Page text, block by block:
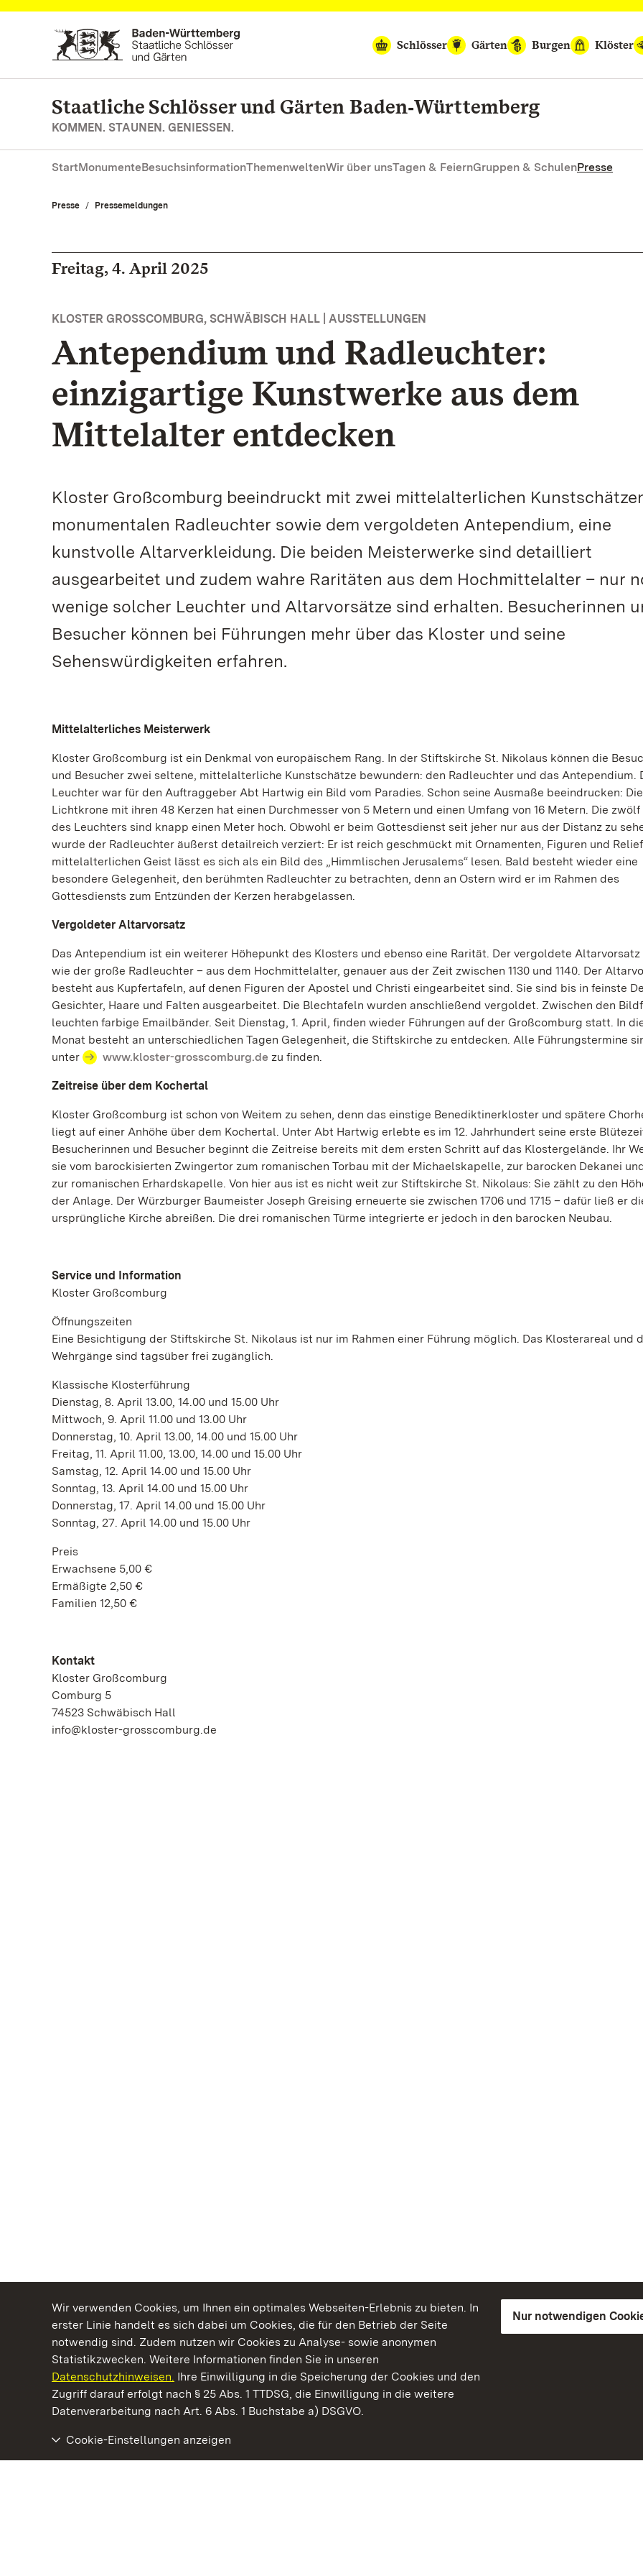
Wir verwenden Cookies, um Ihnen ein optimales Webseiten-Erlebnis zu bieten. In
erster Linie handelt es sich dabei um Cookies, die für den Betrieb der Seite
notwendig sind. Zudem nutzen wir Cookies zu Analyse- sowie anonymen
Statistikzwecken. Weitere Informationen finden Sie in unseren
Datenschutzhinweisen. Ihre Einwilligung in die Speicherung der Cookies und den
Zugriff darauf erfolgt nach § 25 Abs. 1 TTDSG, die Einwilligung in die weitere
Datenverarbeitung nach Art. 6 Abs. 1 Buchstabe a) DSGVO.
Nur notwendigen
Cookie-Einstellungen anzeigen
Zum Hauptinhalt springen
Schlösser
Gärten Burgen Klöster
Staatliche Schlösser und Gärten Baden‑Württemberg
KOMMEN. STAUNEN. GENIESSEN.
StartMonumenteBesuchsinformationThemenweltenWir über unsTagen & FeiernGruppen & SchulenPresse
Presse Pressemeldungen
Freitag, 4. April 2025
KLOSTER GROSSCOMBURG, SCHWÄBISCH HALL | AUSSTELLUNGEN
Antependium und Radleuchter:
einzigartige Kunstwerke aus dem
Mittelalter entdecken
Kloster Großcomburg beeindruckt mit zwei mittelalterlichen
monumentalen Radleuchter sowie dem vergoldeten Antependium, eine
kunstvolle Altarverkleidung. Die beiden Meisterwerke sind detailliert
ausgearbeitet und zudem wahre Raritäten aus dem Hochmittelalter – nur
wenige solcher Leuchter und Altarvorsätze sind erhalten. Besucherinnen
Besucher können bei Führungen mehr über das Kloster und seine
Sehenswürdigkeiten erfahren.
Mittelalterliches Meisterwerk
Kloster Großcomburg ist ein Denkmal von europäischem Rang. In der Stiftskirche St. Nikolaus können die
und Besucher zwei seltene, mittelalterliche Kunstschätze bewundern: den Radleuchter und das Antependium.
Leuchter war für den Auftraggeber Abt Hartwig ein Bild vom Paradies. Schon seine Ausmaße beeindrucken: Die
Lichtkrone mit ihren 48 Kerzen hat einen Durchmesser von 5 Metern und einen Umfang von 16 Metern. Die zwölf
des Leuchters sind knapp einen Meter hoch. Obwohl er beim Gottesdienst seit jeher nur aus der Distanz zu
wurde der Radleuchter äußerst detailreich verziert: Er ist reich geschmückt mit Ornamenten, Figuren und
mittelalterlichen Geist lässt es sich als ein Bild des „Himmlischen Jerusalems“ lesen. Bald besteht wieder eine
besondere Gelegenheit, den berühmten Radleuchter zu betrachten, denn an Ostern wird er im Rahmen des
Gottesdiensts zum Entzünden der Kerzen herabgelassen.
Vergoldeter Altarvorsatz
Das Antependium ist ein weiterer Höhepunkt des Klosters und ebenso eine Rarität. Der vergoldete
wie der große Radleuchter – aus dem Hochmittelalter, genauer aus der Zeit zwischen 1130 und 1140. Der
besteht aus Kupfertafeln, auf denen Figuren der Apostel und Christi eingearbeitet sind. Sie sind bis in feinste
Gesichter, Haare und Falten ausgearbeitet. Die Blechtafeln wurden anschließend vergoldet. Zwischen den
leuchten farbige Emailbänder. Seit Dienstag, 1. April, finden wieder Führungen auf der Großcomburg statt. In
Monat besteht an unterschiedlichen Tagen Gelegenheit, die Stiftskirche zu entdecken. Alle Führungstermine
unter
www.kloster-grosscomburg.de zu finden.
Zeitreise über dem Kochertal
Kloster Großcomburg ist schon von Weitem zu sehen, denn das einstige Benediktinerkloster und spätere
liegt auf einer Anhöhe über dem Kochertal. Unter Abt Hartwig erlebte es im 12. Jahrhundert seine erste
Besucherinnen und Besucher beginnt die Zeitreise bereits mit dem ersten Schritt auf das Klostergelände. Ihr
sie vom barockisierten Zwingertor zum romanischen Torbau mit der Michaelskapelle, zur barocken Dekanei
zur romanischen Erhardskapelle. Von hier aus ist es nicht weit zur Stiftskirche St. Nikolaus: Sie zählt zu den
der Anlage. Der Würzburger Baumeister Joseph Greising erneuerte sie zwischen 1706 und 1715 – dafür ließ er
ursprüngliche Kirche abreißen. Die drei romanischen Türme integrierte er jedoch in den barocken Neubau.
Service und Information
Kloster Großcomburg
Öffnungszeiten
Eine Besichtigung der Stiftskirche St. Nikolaus ist nur im Rahmen einer Führung möglich. Das Klosterareal und
Wehrgänge sind tagsüber frei zugänglich.
Klassische Klosterführung
Dienstag, 8. April 13.00, 14.00 und 15.00 Uhr
Mittwoch, 9. April 11.00 und 13.00 Uhr
Donnerstag, 10. April 13.00, 14.00 und 15.00 Uhr
Freitag, 11. April 11.00, 13.00, 14.00 und 15.00 Uhr
Samstag, 12. April 14.00 und 15.00 Uhr
Sonntag, 13. April 14.00 und 15.00 Uhr
Donnerstag, 17. April 14.00 und 15.00 Uhr
Sonntag, 27. April 14.00 und 15.00 Uhr
Preis
Erwachsene 5,00 €
Ermäßigte 2,50 €
Familien 12,50 €
Kontakt
Kloster Großcomburg
Comburg 5
74523 Schwäbisch Hall
info@kloster-grosscomburg.de
Kommen. Staunen. Genießen.